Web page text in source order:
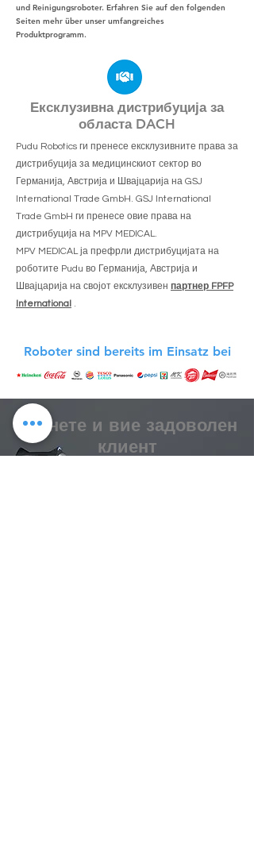
und Reinigungsroboter. Erfahren Sie auf den folgenden
Seiten mehr über unser umfangreiches
Produktprogramm.
Ексклузивна дистрибуција за
областа DACH
Pudu Robotics ги пренесе ексклузивните права за
дистрибуција за медицинскиот сектор во
Германија, Австрија и Швајцарија на GSJ
International Trade GmbH. GSJ International
Trade GmbH ги пренесе овие права на
дистрибуција на MPV MEDICAL.
MPV MEDICAL ја префрли дистрибуцијата на
роботите Pudu во Германија, Австрија и
Швајцарија на својот ексклузивен партнер FPFP
International .
Roboter sind bereits im Einsatz bei
Станете и вие задоволен
клиент